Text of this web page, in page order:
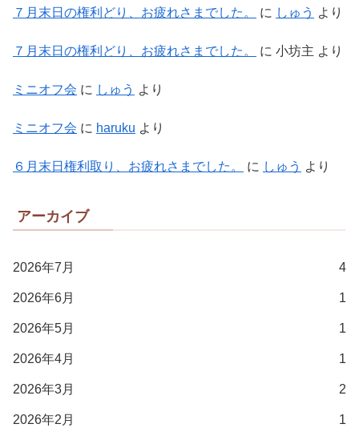
７月末日の権利どり、お疲れさまでした。 に しゅう より
７月末日の権利どり、お疲れさまでした。 に 小坊主 より
ミニオフ会 に しゅう より
ミニオフ会 に haruku より
６月末日権利取り、お疲れさまでした。 に しゅう より
アーカイブ
2026年7月 4
2026年6月 1
2026年5月 1
2026年4月 1
2026年3月 2
2026年2月 1